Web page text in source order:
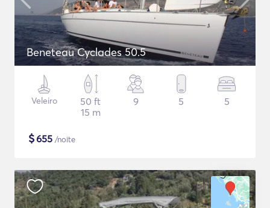
Beneteau Cyclades 50.5
Veleiro
50 ft
15 m
9 5 5
$655 /noite